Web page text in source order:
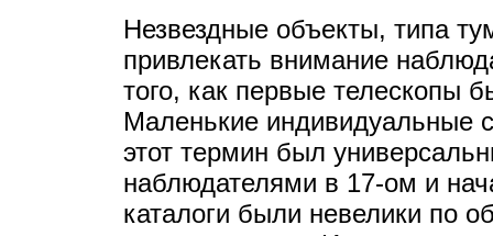
Незвездные объекты, типа
привлекать внимание
того, как первые телескопы
Маленькие индивидуальные
этот термин был
наблюдателями в 17-ом и
каталоги были невелики по